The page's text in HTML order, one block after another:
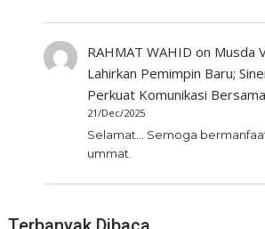
RAHMAT WAHID on Musda
Lahirkan Pemimpin Baru;
Perkuat Komunikasi
21/Dec/2025
Selamat... Semoga
ummat.